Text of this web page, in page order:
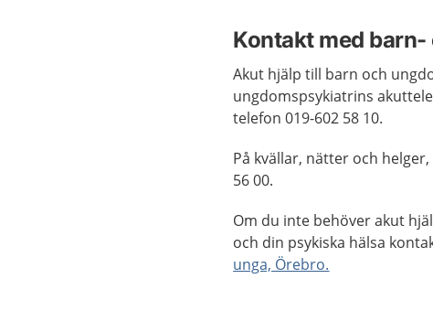
Kontakt med
Akut hjälp till barn och
ungdomspsykiatrins
telefon 019-602 58 10.
På kvällar, nätter och
56 00.
Om du inte behöver akut
och din psykiska hälsa
unga, Örebro.